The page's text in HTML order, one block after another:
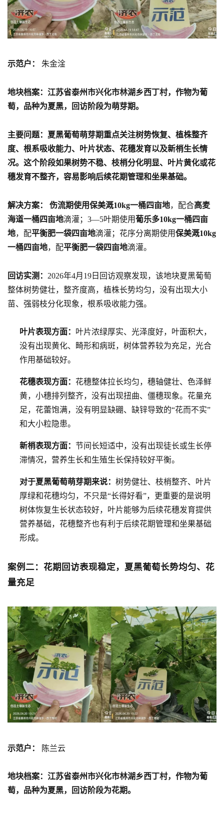
示范户： 朱金淦
地块档案：江苏省泰州市兴化市林湖乡西丁村，作物为葡
萄，品种为夏黑，回访阶段为萌芽期。
主要问题：夏黑葡萄萌芽期重点关注树势恢复、植株整齐
度、根系吸收能力、叶片状态、花穗发育以及新梢生长情
况。这个阶段如果树势不稳、枝梢分化明显、叶片黄化或花
穗发育不整齐，容易影响后续花期管理和坐果基础。
解决方案： 伤流期使用保美溉10kg一桶四亩地，配合高麦
海道一桶四亩地滴灌；3—5叶期使用葡乐多10kg一桶四亩
地，配平衡肥一袋四亩地滴灌；花序分离期使用保美溉10kg
一桶四亩地，配平衡肥一袋四亩地滴灌。
回访实测： 2026年4月19日回访观察发现，该地块夏黑葡萄
整体树势健壮，整齐度高，植株长势均匀，没有出现大小
苗、强弱枝分化现象，根系吸收能力强。
叶片表现方面： 叶片浓绿厚实、光泽度好，叶面积大，
没有出现黄化、畸形和病斑，树体营养较为充足，光合
作用基础较好。
花穗表现方面： 花穗整体拉长均匀，穗轴健壮、色泽鲜
黄，小穗排列整齐，没有出现扭曲、僵穗现象。花量充
足，花蕾饱满，没有明显缺硼、缺锌导致的“花而不实”
和大小粒隐患。
新梢表现方面： 节间长短适中，没有出现徒长或生长停
滞情况，营养生长和生殖生长保持较好平衡。
对于夏黑葡萄萌芽期来说： 树势健壮、枝梢整齐、叶片
厚绿和花穗均匀，不只是“长得好看”，更重要的是说明
树体恢复生长状态较好，叶片能够为后续花穗发育提供
营养基础，花穗整齐也有利于后续花期管理和坐果基础
形成。
案例二：花期回访表现稳定，夏黑葡萄长势均匀、花
量充足
示范户： 陈兰云
地块档案：江苏省泰州市兴化市林湖乡西丁村，作物为葡
萄，品种为夏黑，回访阶段为花期。